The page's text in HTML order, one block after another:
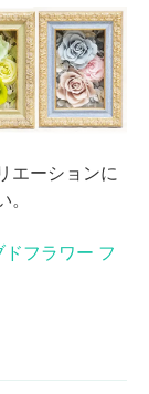
エーションに
。
ドフラワー フ